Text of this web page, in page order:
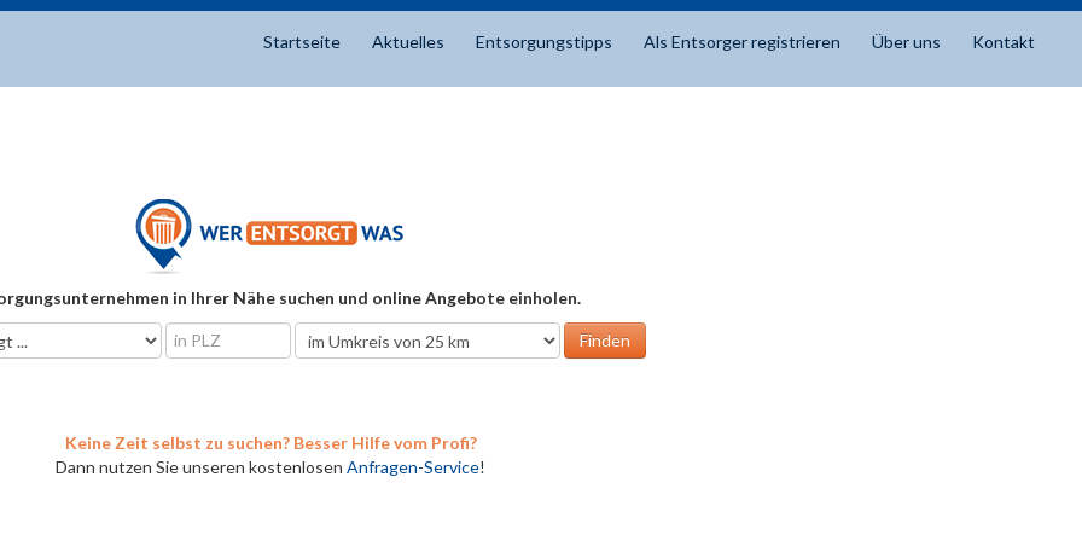
Startseite Aktuelles Entsorgungstipps Als Entsorger registrieren Über uns Kontakt
in Ihrer Nähe suchen und online Angebote einholen.
Keine Zeit selbst zu suchen? Besser Hilfe vom Profi?
Dann nutzen Sie unseren kostenlosen Anfragen-Service!